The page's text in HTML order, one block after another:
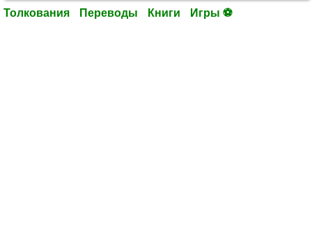
Толкования Переводы Книги Игры ⚽